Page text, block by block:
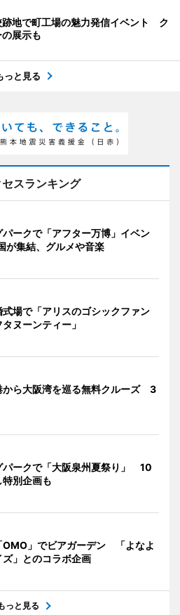
跡地で町工場の魅力発信イベント ク
展示も
っと見る
スランキング
パークで「アフター万博」イベン
集結、グルメや音楽
場で「アリスのゴシックファン
ヌーンティー」
から大阪湾を巡る無料クルーズ 3
パークで「大阪泉州夏祭り」 10
別企画も
OMO」でビアガーデン 「よなよ
」とのコラボ企画
っと見る